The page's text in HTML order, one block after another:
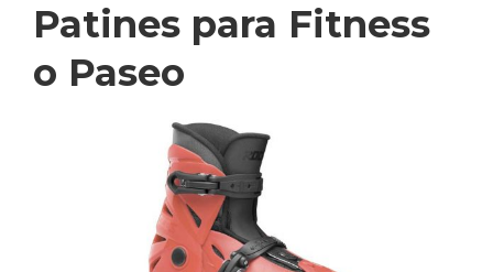
Patines para Fitness
o Paseo